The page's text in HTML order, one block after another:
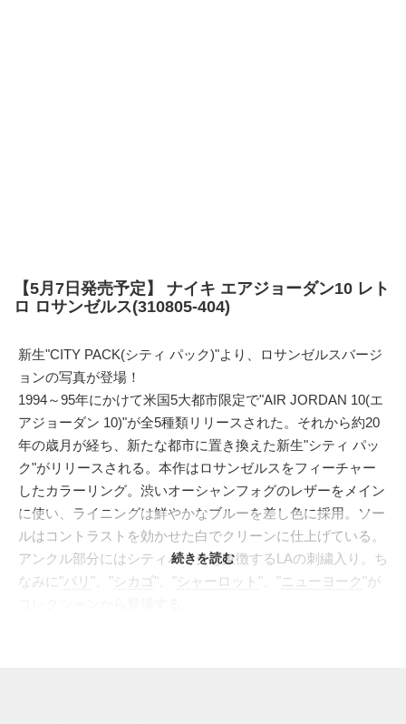
【5月7日発売予定】 ナイキ エアジョーダン10 レト
ロ ロサンゼルス(310805-404)
新生"CITY PACK(シティ パック)"より、ロサンゼルスバージ
ョンの写真が登場！
1994～95年にかけて米国5大都市限定で"AIR JORDAN 10(エ
アジョーダン 10)"が全5種類リリースされた。それから約20
年の歳月が経ち、新たな都市に置き換えた新生"シティ パッ
ク"がリリースされる。本作はロサンゼルスをフィーチャー
したカラーリング。渋いオーシャンフォグのレザーをメイン
に使い、ライニングは鮮やかなブルーを差し色に採用。ソー
ルはコントラストを効かせた白でクリーンに仕上げている。
アンクル部分にはシティパックを象徴するLAの刺繍入り。ち
なみに"パリ "、"シカゴ"、"シャーロット "、"ニューヨーク "が
続きを読む